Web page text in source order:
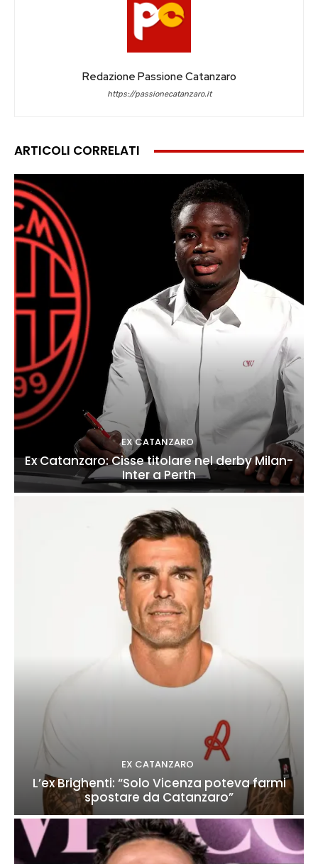
Redazione Passione Catanzaro
https://passionecatanzaro.it
ARTICOLI CORRELATI
EX CATANZARO
Ex Catanzaro: Cisse titolare nel derby Milan-
Inter a Perth
EX CATANZARO
L’ex Brighenti: “Solo Vicenza poteva farmi
spostare da Catanzaro”